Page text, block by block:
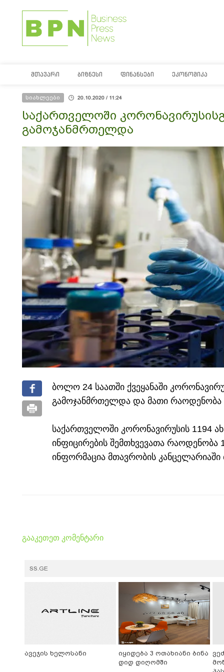
ᲛᲗᲐᲕᲐᲠᲘ ᲑᲘᲖᲜᲔᲡᲘ ᲤᲘᲜᲐᲜᲡᲔᲑᲘ ᲔᲙᲝᲜᲝᲛᲘᲙᲐ
სიახლეები 20.10.2020 / 11:24
საქართველოში
გამოჯანმრთელდა
ბოლო 24 საათში ქვეყანაში
გამოჯანმრთელდა და მათი რაოდენობა
საქართველოში კორონავირუსის 1194
ინფიცირების შემთხვევათა რაოდენობა
ინფორმაცია მთავრობის
გააკეთეთ კომენტარი
SS.GE
ავეჯის ხელოსანი
იყიდება 3 ოთახიანი ბინა
დიდ დიღომში